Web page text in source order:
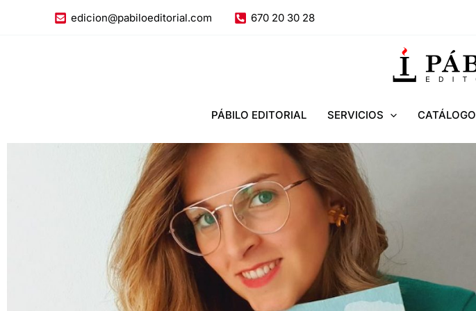
edicion@pabiloeditorial.com 670 20 30 28
PÁBILO EDITORIAL SERVICIOS CATÁLOGO